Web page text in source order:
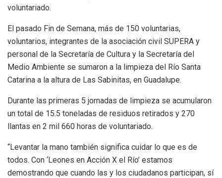
voluntariado.
El pasado Fin de Semana, más de 150 voluntarias,
voluntarios, integrantes de la asociación civil SUPERA y
personal de la Secretaría de Cultura y la Secretaría del
Medio Ambiente se sumaron a la limpieza del Río Santa
Catarina a la altura de Las Sabinitas, en Guadalupe.
Durante las primeras 5 jornadas de limpieza se acumularon
un total de 15.5 toneladas de residuos retirados y 270
llantas en 2 mil 660 horas de voluntariado.
“Levantar la mano también significa cuidar lo que es de
todos. Con ‘Leones en Acción X el Río’ estamos
demostrando que cuando las y los ciudadanos participan, sí